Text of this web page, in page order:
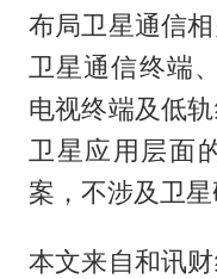
布局卫星通信
卫星通信终端
电视终端及低
卫星应用层面
案，不涉及卫星
本文来自和讯